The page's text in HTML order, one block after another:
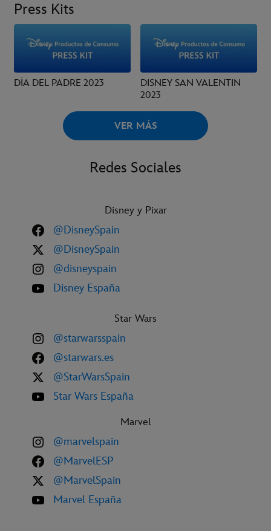
Press Kits
DÍA DEL PADRE 2023
DISNEY SAN VALENTIN
2023
VER MÁS
Redes Sociales
Disney y Pixar
@DisneySpain
@DisneySpain
@disneyspain
Disney España
Star Wars
@starwarsspain
@starwars.es
@StarWarsSpain
Star Wars España
Marvel
@marvelspain
@MarvelESP
@MarvelSpain
Marvel España